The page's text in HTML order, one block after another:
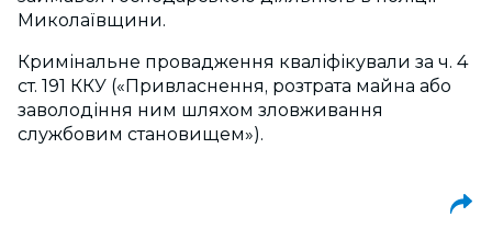
Миколаївщини.
Кримінальне провадження кваліфікували за ч. 4
ст. 191 ККУ («Привласнення, розтрата майна або
заволодіння ним шляхом зловживання
службовим становищем»).